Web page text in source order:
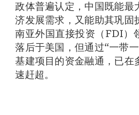
政体普遍认定，中国既能最
济发展需求，又能助其巩固
南亚外国直接投资（FDI）
落后于美国，但通过“一带
基建项目的资金融通，已在
速赶超。